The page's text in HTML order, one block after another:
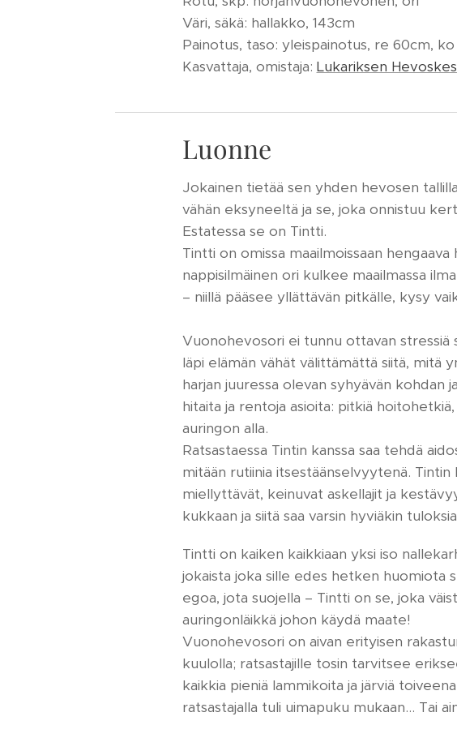
Väri, säkä: hallakko, 143cm
Painotus, taso: yleispainotus, re 60cm,
Kasvattaja, omistaja: Lukariksen
Luonne
Jokainen tietää sen yhden hevosen
vähän eksyneeltä ja se, joka onnistuu
Estatessa se on Tintti.
Tintti on omissa maailmoissaan
nappisilmäinen ori kulkee maailmassa
– niillä pääsee yllättävän pitkälle, kysy
Vuonohevosori ei tunnu ottavan
läpi elämän vähät välittämättä siitä, mitä
harjan juuressa olevan syhyävän kohdan
hitaita ja rentoja asioita: pitkiä
auringon alla.
Ratsastaessa Tintin kanssa saa tehdä
mitään rutiinia itsestäänselvyytenä.
miellyttävät, keinuvat askellajit ja
kukkaan ja siitä saa varsin hyviäkin
Tintti on kaiken kaikkiaan yksi iso
jokaista joka sille edes hetken huomiota
egoa, jota suojella – Tintti on se, joka
auringonläikkä johon käydä maate!
Vuonohevosori on aivan erityisen
kuulolla; ratsastajille tosin tarvitsee
kaikkia pieniä lammikoita ja järviä
ratsastajalla tuli uimapuku mukaan… Tai